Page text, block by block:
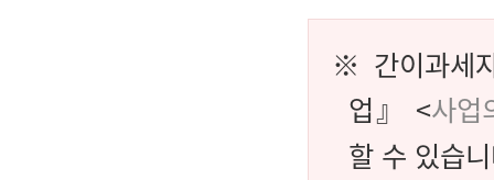
※ 간이과세
업』 <사업
할 수 있습